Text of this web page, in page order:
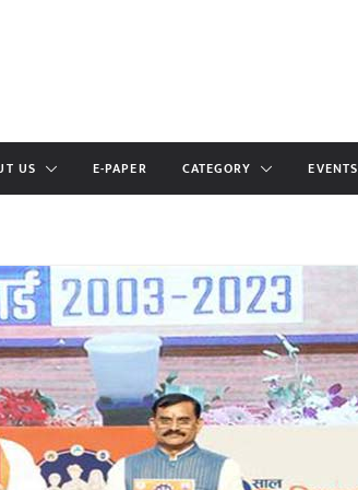
US E-PAPER CATEGORY EVENTS